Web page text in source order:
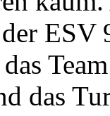
ESV
das